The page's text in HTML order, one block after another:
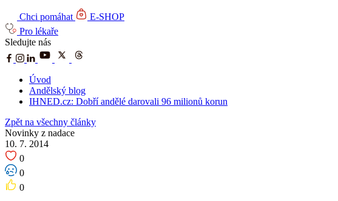
Chci pomáhat
E-SHOP
Pro lékaře
Sledujte nás
Úvod
Andělský blog
IHNED.cz: Dobří andělé darovali 96 milionů korun
Zpět na všechny články
Novinky z nadace
10. 7. 2014
0
0
0